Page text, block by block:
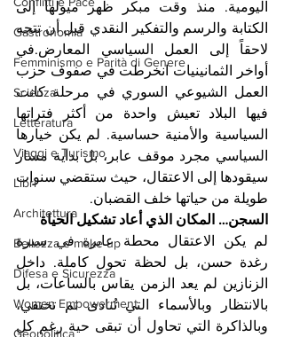
Gastronomia
Femminismo e Parità di Genere
Scienza
Letteratura
Viaggi e Turismo
Libri
Architettura
Bellezza e make up
Difesa e Sicurezza
Women Empowerment
Geopolitica
اليومية. منذ وقت مبكر ظهر ميولها إلى
الكتابة والرسم والتفكير النقدي قبل أن تتجه
أواخر الثمانينيات انخرطت في صفوف حزب
العمل الشيوعي السوري في مرحلة كانت
السياسي مجرد موقف عابر، بل بداية مسار
سيقودها إلى الاعتقال، حيث ستقضي سنوات
طويلة من حياتها خلف القضبان.
السجن… المكان الذي أعاد تشكيل الحياة
لم يكن الاعتقال محطة عابرة في سيرة
بالانتظار وبالأسماء التي تُنادى ثم تختفي،